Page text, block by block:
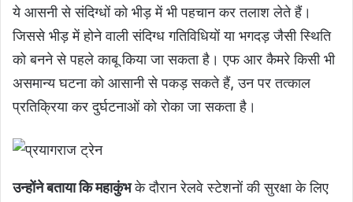
ये आसनी से संदिग्धों को भीड़ में भी पहचान कर तलाश लेते हैं।
जिससे भीड़ में होने वाली संदिग्ध गतिविधियों या भगदड़ जैसी स्थिति
को बनने से पहले काबू किया जा सकता है। एफ आर कैमरे किसी भी
असमान्य घटना को आसानी से पकड़ सकते हैं, उन पर तत्काल
प्रतिक्रिया कर दुर्घटनाओं को रोका जा सकता है।
उन्होंने बताया कि महाकुंभके दौरान रेलवे स्टेशनों की सुरक्षा के लिए